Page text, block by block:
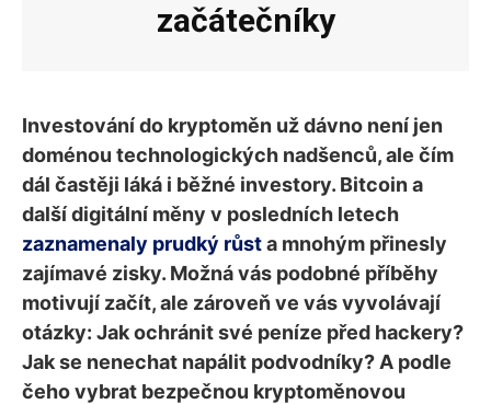
začátečníky
Investování do kryptoměn už dávno není jen
doménou technologických nadšenců, ale čím
dál častěji láká i běžné investory. Bitcoin a
další digitální měny v posledních letech
zaznamenaly prudký růsta mnohým přinesly
zajímavé zisky. Možná vás podobné příběhy
motivují začít, ale zároveň ve vás vyvolávají
otázky: Jak ochránit své peníze před hackery?
Jak se nenechat napálit podvodníky? A podle
čeho vybrat bezpečnou kryptoměnovou